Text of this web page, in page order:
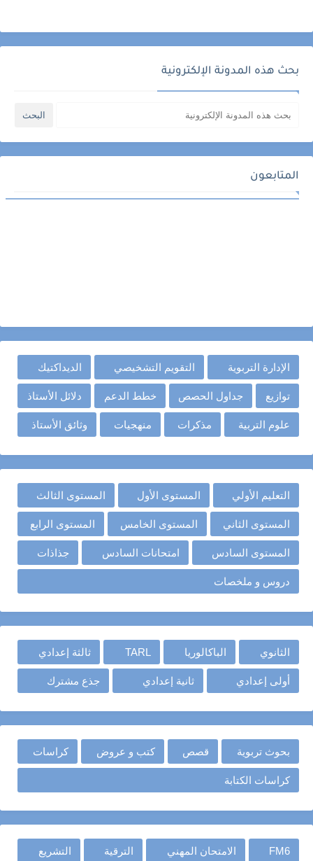
بحث هذه المدونة الإلكترونية
المتابعون
الإدارة التربوية التقويم التشخيصي الديداكتيك
توازيع جداول الحصص خطط الدعم دلائل الأستاذ
علوم التربية مذكرات منهجيات وثائق الأستاذ
التعليم الأولي المستوى الأول المستوى الثالث
المستوى الثاني المستوى الخامس المستوى الرابع
المستوى السادس امتحانات السادس جذاذات
دروس و ملخصات
الثانوي الباكالوريا TARL ثالثة إعدادي
أولى إعدادي ثانية إعدادي جذع مشترك
بحوث تربوية قصص كتب و عروض كراسات
كراسات الكتابة
FM6 الامتحان المهني الترقية التشريع